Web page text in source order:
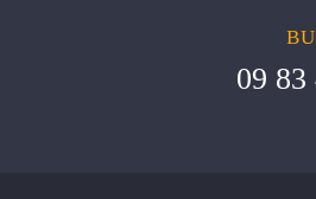
09 83